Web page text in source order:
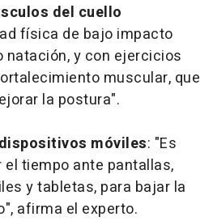
del cuello
física de bajo impacto
natación, y con ejercicios
muscular, que
la postura".
móviles: "Es
tiempo ante pantallas,
y tabletas, para bajar la
afirma el experto.